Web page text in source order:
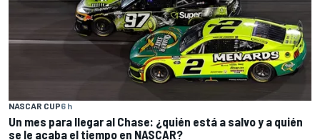
NASCAR CUP6 h
Un mes para llegar al Chase: ¿quién está a salvo y a quién
se le acaba el tiempo en NASCAR?